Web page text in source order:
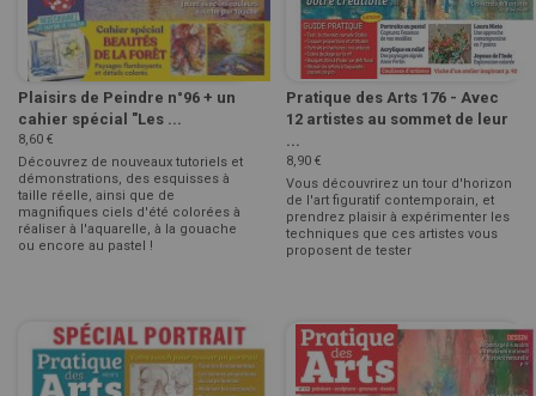
Plaisirs de Peindre n°96 + un
cahier spécial "Les ...
8,60 €
Découvrez de nouveaux tutoriels et
démonstrations, des esquisses à
taille réelle, ainsi que de
magnifiques ciels d'été colorées à
réaliser à l'aquarelle, à la gouache
ou encore au pastel !
Pratique des Arts 176 - Avec
12 artistes au sommet de leur
...
8,90 €
Vous découvrirez un tour d'horizon
de l'art figuratif contemporain, et
prendrez plaisir à expérimenter les
techniques que ces artistes vous
proposent de tester